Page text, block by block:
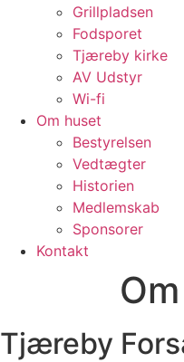
Grillpladsen
Fodsporet
Tjæreby kirke
AV Udstyr
Wi-fi
Om huset
Bestyrelsen
Vedtægter
Historien
Medlemskab
Sponsorer
Kontakt
Tjæreby